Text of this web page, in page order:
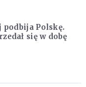
podbija Polskę.
się w dobę